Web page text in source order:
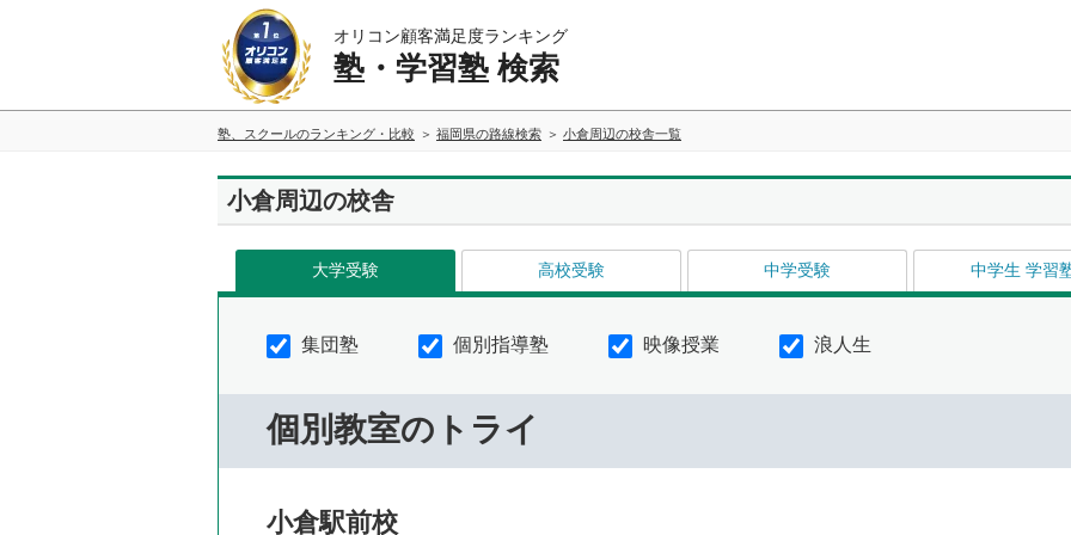
オリコン顧客満足度ランキング
塾・学習塾 検索
塾、スクールのランキング・比較 福岡県の路線検索 小倉周辺の校舎一覧
小倉周辺の校舎
大学受験 高校受験 中学受験 中学生 学習
集団塾 個別指導塾 映像授業 浪人生
個別教室のトライ
小倉駅前校